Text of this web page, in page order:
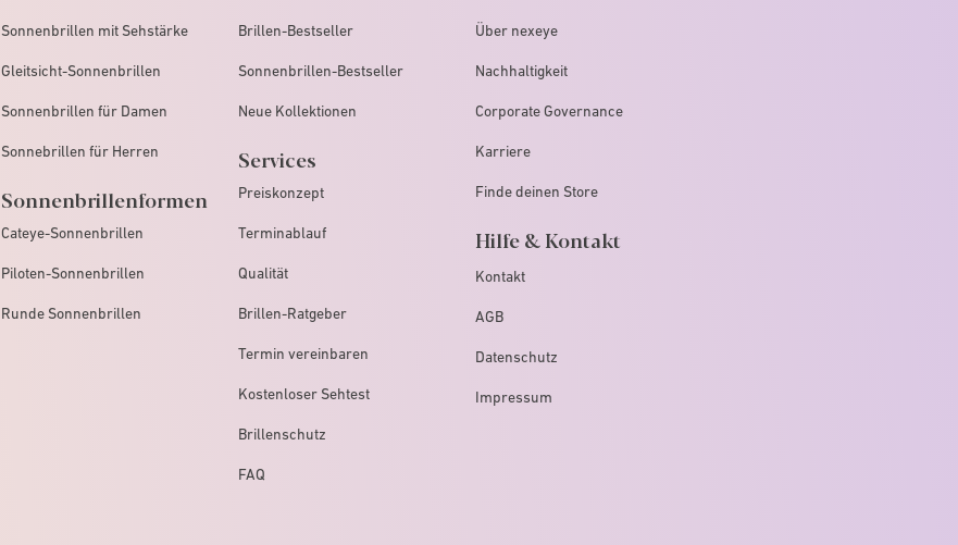
Sonnenbrillen mit Sehstärke
Gleitsicht-Sonnenbrillen
Sonnenbrillen für Damen
Sonnebrillen für Herren
Sonnenbrillenformen
Cateye-Sonnenbrillen
Piloten-Sonnenbrillen
Runde Sonnenbrillen
Brillen-Bestseller
Sonnenbrillen-Bestseller
Neue Kollektionen
Services
Preiskonzept
Terminablauf
Qualität
Brillen-Ratgeber
Termin vereinbaren
Kostenloser Sehtest
Brillenschutz
FAQ
Über nexeye
Nachhaltigkeit
Corporate Governance
Karriere
Finde deinen Store
Hilfe & Kontakt
Kontakt
AGB
Datenschutz
Impressum